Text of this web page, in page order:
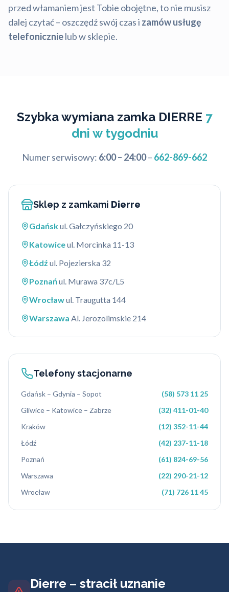
przed włamaniem jest Tobie obojętne, to nie musisz
dalej czytać – oszczędź swój czas i zamów usługę
telefonicznielub w sklepie.
Szybka wymiana zamka DIERRE 7
dni w tygodniu
Numer serwisowy: 6:00 – 24:00– 662-869-662
Sklep z zamkami Dierre
Gdańskul. Gałczyńskiego 20
Katowiceul. Morcinka 11-13
Łódź ul. Pojezierska 32
Poznańul. Murawa 37c/L5
Wrocławul. Traugutta 144
Warszawa Al. Jerozolimskie 214
Telefony stacjonarne
Gdańsk – Gdynia – Sopot
(58) 573 11 25
Gliwice – Katowice – Zabrze
(32) 411-01-40
Kraków
(12) 352-11-44
Łódź
(42) 237-11-18
Poznań
(61) 824-69-56
Warszawa
(22) 290-21-12
Wrocław
(71) 726 11 45
Dierre – stracił uznanie